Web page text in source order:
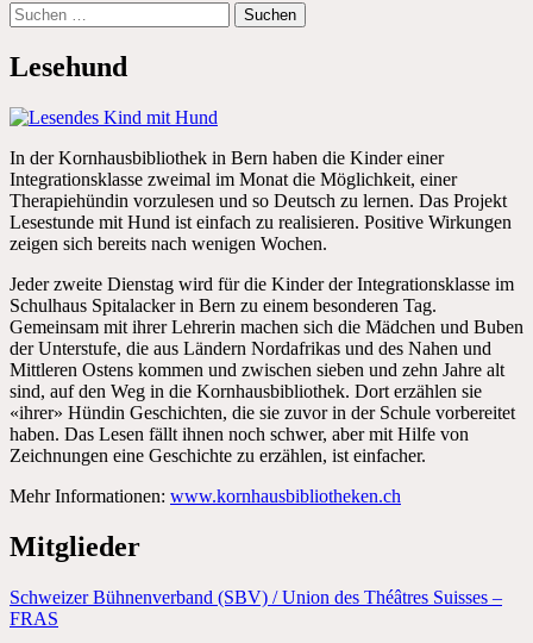
Suchen
nach:
Lesehund
In der Kornhausbibliothek in Bern haben die Kinder einer
Integrationsklasse zweimal im Monat die Möglichkeit, einer
Therapiehündin vorzulesen und so Deutsch zu lernen. Das Projekt
Lesestunde mit Hund ist einfach zu realisieren. Positive Wirkungen
zeigen sich bereits nach wenigen Wochen.
Jeder zweite Dienstag wird für die Kinder der Integrationsklasse im
Schulhaus Spitalacker in Bern zu einem besonderen Tag.
Gemeinsam mit ihrer Lehrerin machen sich die Mädchen und Buben
der Unterstufe, die aus Ländern Nordafrikas und des Nahen und
Mittleren Ostens kommen und zwischen sieben und zehn Jahre alt
sind, auf den Weg in die Kornhausbibliothek. Dort erzählen sie
«ihrer» Hündin Geschichten, die sie zuvor in der Schule vorbereitet
haben. Das Lesen fällt ihnen noch schwer, aber mit Hilfe von
Zeichnungen eine Geschichte zu erzählen, ist einfacher.
Mehr Informationen: www.kornhausbibliotheken.ch
Dachverband für die Interessenverbände
der Schweizer Kulturinstitutionen
Mitglieder
Schweizer Bühnenverband (SBV) / Union des Théâtres Suisses –
FRAS